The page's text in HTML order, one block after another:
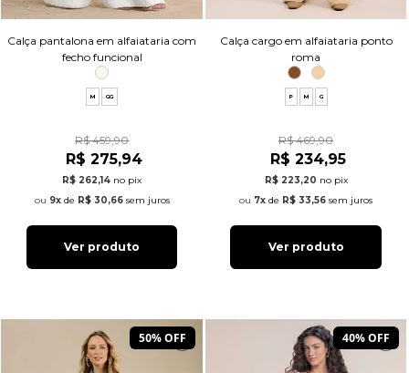
Calça pantalona em alfaiataria com
fecho funcional
M GG
R$ 459,90
R$ 275,94
R$ 262,14 no pix
9xde R$ 30,66sem juros
Ver produto
Calça cargo em alfaiataria ponto
roma
P M G
R$ 469,90
R$ 234,95
R$ 223,20 no pix
7x de R$ 33,56 sem juros
Ver produto
50% OFF 40% OFF